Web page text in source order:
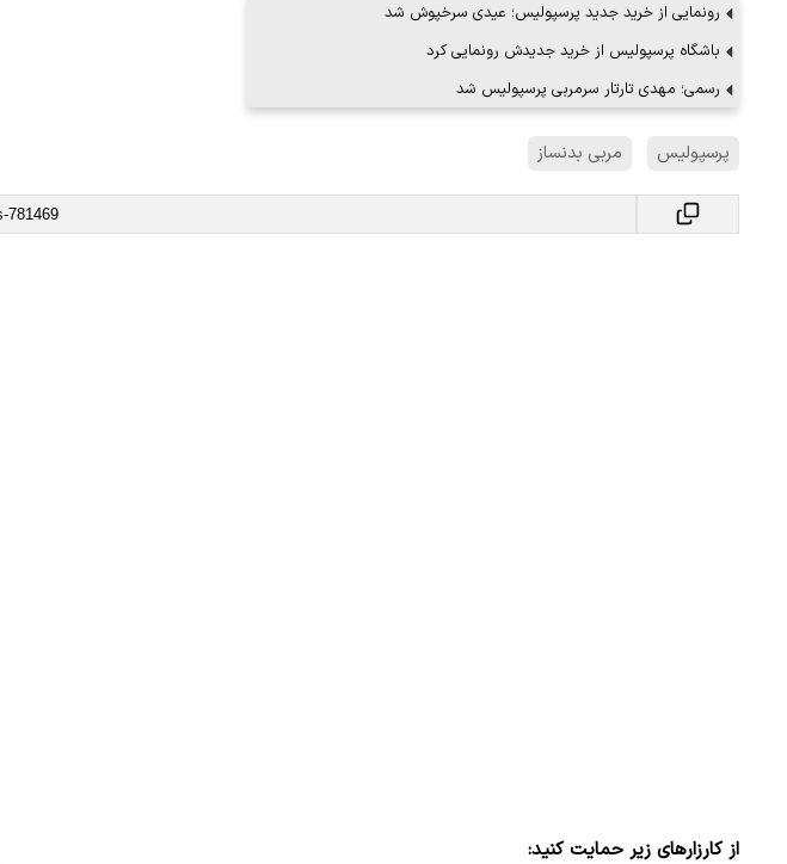
رونمایی از خرید جدید پرسپولیس؛ عیدی سرخپوش شد
باشگاه پرسپولیس از خرید جدیدش رونمایی کرد
رسمی؛ مهدی تارتار سرمربی پرسپولیس شد
پرسپولیس مربی بدنساز
از کارزارهای زیر حمایت کنید: